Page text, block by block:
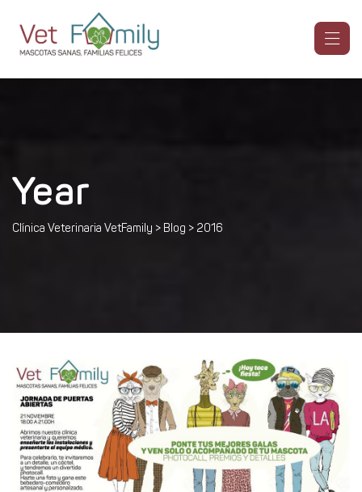
Year
Clínica Veterinaria VetFamily > Blog > 2016